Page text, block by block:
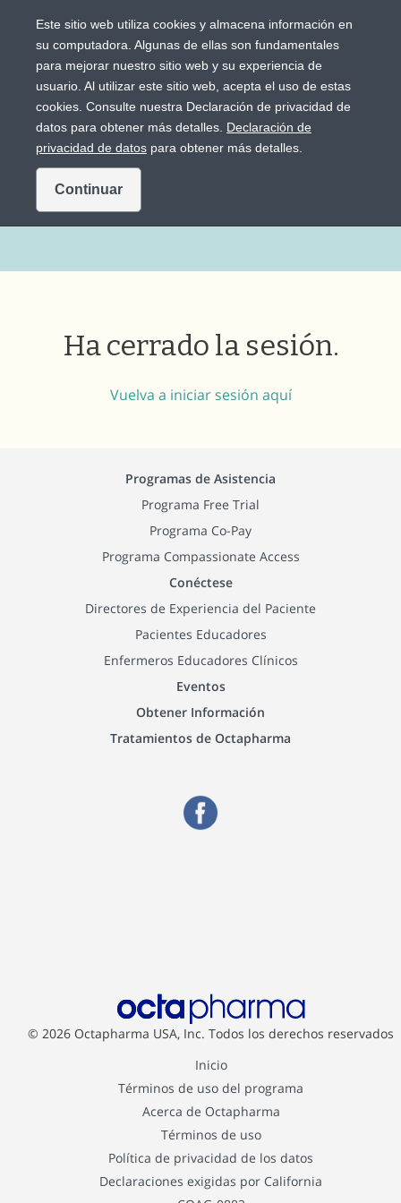
View in English Solo para personas de los Estados Unidos
Sesión cerrada
Ha cerrado la sesión.
Vuelva a iniciar sesión aquí
Programas de Asistencia
Programa Free Trial
Programa Co-Pay
Programa Compassionate Access
Conéctese
Directores de Experiencia del Paciente
Pacientes Educadores
Enfermeros Educadores Clínicos
Eventos
Obtener Información
Tratamientos de Octapharma
© 2026 Octapharma USA, Inc. Todos los derechos reservados
Inicio
Términos de uso del programa
Acerca de Octapharma
Términos de uso
Política de privacidad de los datos
Declaraciones exigidas por California
Este sitio web utiliza cookies y almacena información en
su computadora. Algunas de ellas son fundamentales
para mejorar nuestro sitio web y su experiencia de
usuario. Al utilizar este sitio web, acepta el uso de estas
cookies. Consulte nuestra Declaración de privacidad de
datos para obtener más detalles. Declaración de
privacidad de datos para obtener más detalles.
Continuar